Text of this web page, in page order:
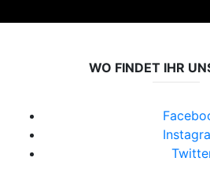
WO FINDET IHR